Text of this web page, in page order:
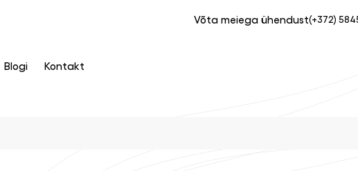
Võta meiega ühendust(+372)
Blogi Kontakt